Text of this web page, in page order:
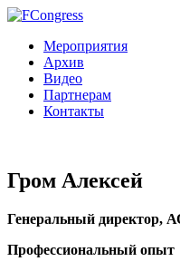
Мероприятия
Архив
Видео
Партнерам
Контакты
Гром Алексей
Генеральный директор,
Профессиональный опыт